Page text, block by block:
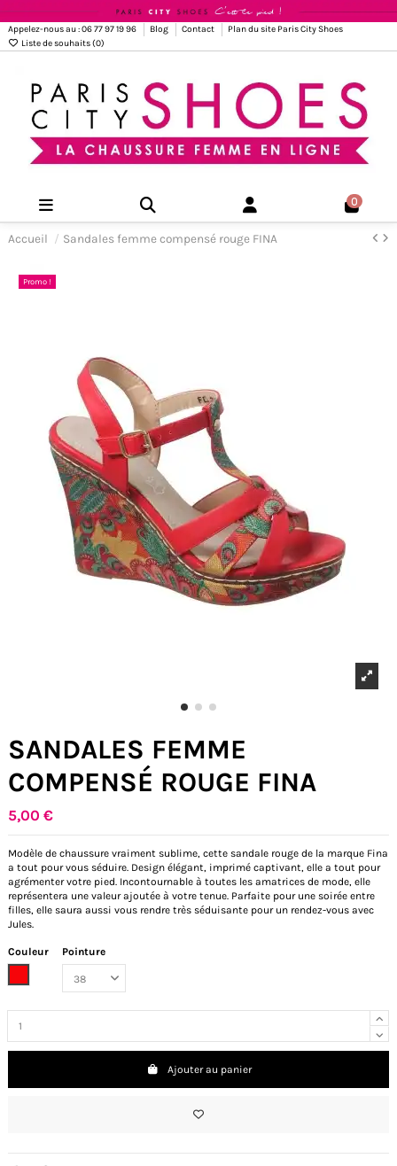
Appelez-nous au : 06 77 97 19 96 Blog Contact
Plan du site Paris City Shoes
Liste de souhaits (0)
0
Accueil Sandales femme compensé rouge FINA
Promo !
SANDALES FEMME
COMPENSÉ ROUGE FINA
5,00 €
Modèle de chaussure vraiment sublime, cette sandale rouge de la marque Fina
a tout pour vous séduire. Design élégant, imprimé captivant, elle a tout pour
agrémenter votre pied. Incontournable à toutes les amatrices de mode, elle
représentera une valeur ajoutée à votre tenue. Parfaite pour une soirée entre
filles, elle saura aussi vous rendre très séduisante pour un rendez-vous avec
Jules.
Couleur
Pointure
Ajouter au panier